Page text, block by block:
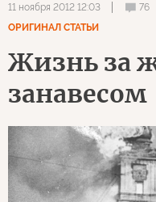
11 ноября 2012 12:03 76
ОРИГИНАЛ СТАТЬИ
Жизнь за
занавесом